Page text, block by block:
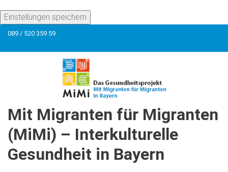
Einstellungen speichern
089 / 520 359 59
Mit Migranten für Migranten
(MiMi) – Interkulturelle
Gesundheit in Bayern